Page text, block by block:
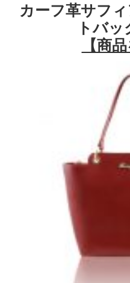
カーフ革サフ
トバ
【商